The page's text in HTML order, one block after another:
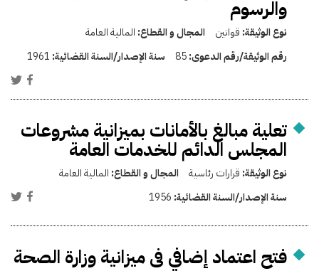
والرسوم
نوع الوثيقة: قوانين المجال و القطاع: المالية العامة
رقم الوثيقة/رقم الدعوى:85 سنة الإصدار/السنة القضائية: 1961
تعلية مبالغ بالأمانات بميزانية مشروعات
المجلس الدائم للخدمات العامة
نوع الوثيقة: قرارات رئاسية المجال و القطاع: المالية العامة
سنة الإصدار/السنة القضائية: 1956
فتح اعتماد إضافي فى ميزانية وزارة الصحة